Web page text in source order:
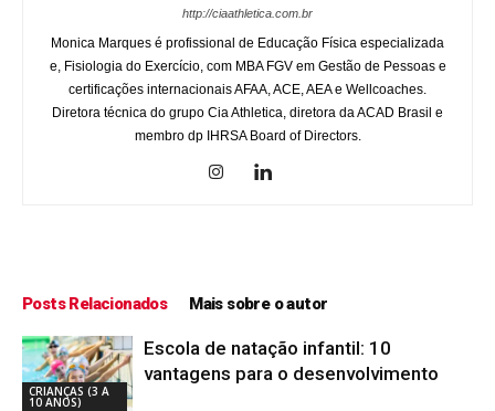
http://ciaathletica.com.br
Monica Marques é profissional de Educação Física especializada
e, Fisiologia do Exercício, com MBA FGV em Gestão de Pessoas e
certificações internacionais AFAA, ACE, AEA e Wellcoaches.
Diretora técnica do grupo Cia Athletica, diretora da ACAD Brasil e
membro dp IHRSA Board of Directors.
Posts Relacionados Mais sobre o autor
CRIANÇAS (3 A
10 ANOS)
Escola de natação infantil: 10
vantagens para o desenvolvimento